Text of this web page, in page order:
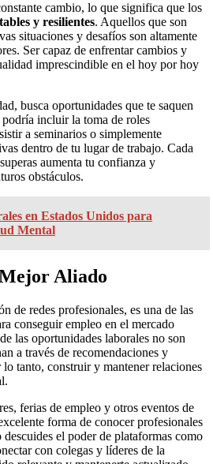
cambio, lo que significa que los
y resilientes. Aquellos que son
situaciones y desafíos son altamente
Ser capaz de enfrentar cambios y
imprescindible en el hoy por hoy
busca oportunidades que te saquen
incluir la toma de roles
a seminarios o simplemente
dentro de tu lugar de trabajo. Cada
aumenta tu confianza y
obstáculos.
en Estados Unidos para
Mental
Aliado
de redes profesionales, es una de las
conseguir empleo en el mercado
las oportunidades laborales no son
a través de recomendaciones y
tanto, construir y mantener relaciones
ferias de empleo y otros eventos de
forma de conocer profesionales
el poder de plataformas como
con colegas y líderes de la